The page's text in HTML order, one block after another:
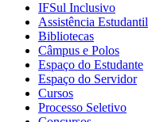
IFSul Inclusivo
Assistência Estudantil
Bibliotecas
Câmpus e Polos
Espaço do Estudante
Espaço do Servidor
Cursos
Processo Seletivo